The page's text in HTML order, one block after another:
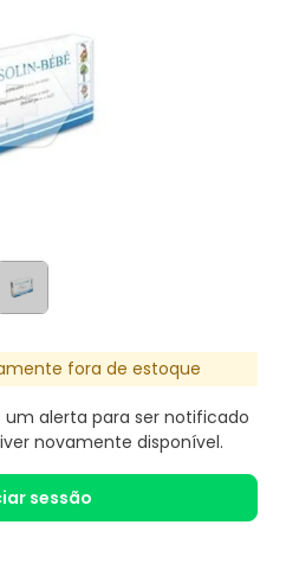
fora de estoque
alerta para ser notificado
novamente disponível.
sessão